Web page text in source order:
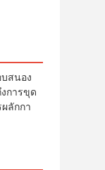
บสนอง
การขุด
ลักกา